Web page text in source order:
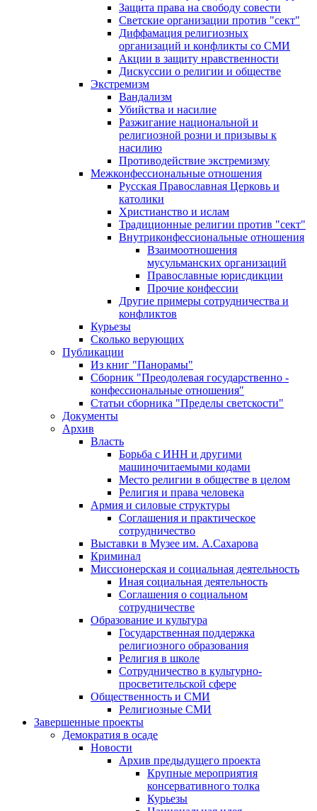
Защита права на свободу совести
Светские организации против "сект"
Диффамация религиозных
организаций и конфликты со СМИ
Акции в защиту нравственности
Дискуссии о религии и обществе
Экстремизм
Вандализм
Убийства и насилие
Разжигание национальной и
религиозной розни и призывы к
насилию
Противодействие экстремизму
Межконфессиональные отношения
Русская Православная Церковь и
католики
Христианство и ислам
Традиционные религии против "сект"
Внутриконфессиональные отношения
Взаимоотношения
мусульманских организаций
Православные юрисдикции
Прочие конфессии
Другие примеры сотрудничества и
конфликтов
Курьезы
Сколько верующих
Публикации
Из книг "Панорамы"
Сборник "Преодолевая государственно -
конфессиональные отношения"
Статьи сборника "Пределы светскости"
Документы
Архив
Власть
Борьба с ИНН и другими
машиночитаемыми кодами
Место религии в обществе в целом
Религия и права человека
Армия и силовые структуры
Соглашения и практическое
сотрудничество
Выставки в Музее им. А.Сахарова
Криминал
Миссионерская и социальная деятельность
Иная социальная деятельность
Соглашения о социальном
сотрудничестве
Образование и культура
Государственная поддержка
религиозного образования
Религия в школе
Сотрудничество в культурно-
просветительской сфере
Общественность и СМИ
Религиозные СМИ
Завершенные проекты
Демократия в осаде
Новости
Архив предыдущего проекта
Крупные мероприятия
консервативного толка
Курьезы